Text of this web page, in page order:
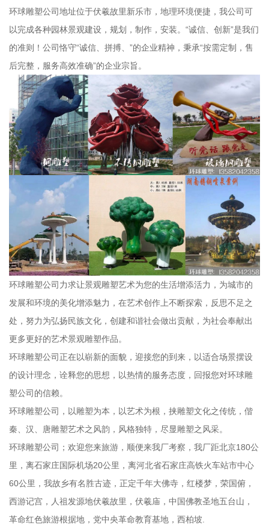
环球雕塑公司地址位于伏羲故里新乐市，地理环境便捷，我公司可
以完成各种园林景观建设，规划，制作，安装。“诚信、创新”是我们
的准则！公司恪守“诚信、拼搏、”的企业精神，秉承“按需定制，售
后完整，服务高效准确”的企业宗旨。
环球雕塑公司力求让景观雕塑艺术为您的生活增添活力，为城市的
发展和环境的美化增添魅力，在艺术创作上不断探索，反思不足之
处，努力为弘扬民族文化，创建和谐社会做出贡献，为社会奉献出
更多更好的艺术景观雕塑作品。
环球雕塑公司正在以崭新的面貌，迎接您的到来，以适合场景摆设
的设计理念，诠释您的思想，以热情的服务态度，回报您对环球雕
塑公司的信赖。
环球雕塑公司，以雕塑为本，以艺术为根，挟雕塑文化之传统，偕
秦、汉、唐雕塑艺术之风韵，风格独特，尽显雕塑之风采。
环球雕塑公司；欢迎您来旅游，顺便来我厂考察，我厂距北京180公
里，离石家庄国际机场20公里，离河北省石家庄高铁火车站市中心
60公里，我故乡有名胜古迹，正定千年大佛寺，红楼梦，荣国俯，
西游记宫，人祖发源地伏羲故里，伏羲庙，中国佛教圣地五台山，
革命红色旅游根据地，党中央革命教育基地，西柏坡.